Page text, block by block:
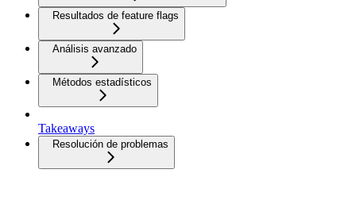
Resultados de feature flags
Análisis avanzado
Métodos estadísticos
Takeaways
Resolución de problemas